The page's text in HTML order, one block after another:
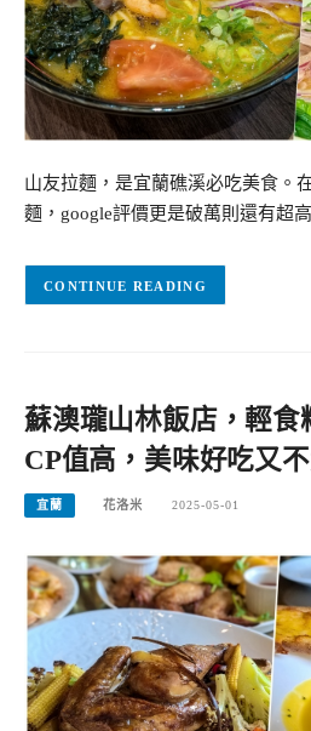
山友拉麵，是宜蘭礁溪必吃美食。
麵，google評價更是破萬則還有超
CONTINUE READING
蘇澳瓏山林飯店，輕食
CP值高，美味好吃又不
宜蘭 花洛米 2025-05-01